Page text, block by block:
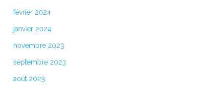
février 2024
janvier 2024
novembre 2023
septembre 2023
août 2023